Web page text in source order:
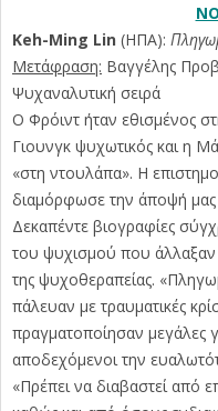
Keh-Ming Lin (ΗΠΑ):
Μετάφραση: Βαγγέλης
Ψυχαναλυτική σειρά
Ο Φρόιντ ήταν εθισμένος
Γιουνγκ ψυχωτικός και η
«στη ντουλάπα». Η
διαμόρφωσε την άποψή μας
Δεκαπέντε βιογραφίες
του ψυχισμού που άλλαξαν
της ψυχοθεραπείας.
πάλευαν με τραυματικές
πραγματοποίησαν μεγάλες
αποδεχόμενοι την
«Πρέπει να διαβαστεί από